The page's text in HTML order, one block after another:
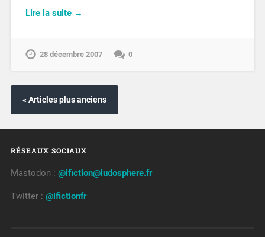
Lire la suite →
28 décembre 2007 0
« Articles plus anciens
RÉSEAUX SOCIAUX
Mastodon : @ifiction@ludosphere.fr
Twitter : @ifictionfr